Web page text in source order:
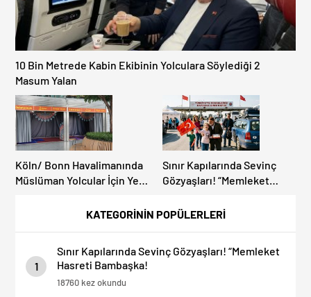
KATEGORİNİN POPÜLERLERİ
1
Sınır Kapılarında Sevinç Gözyaşları! “Memleket
Hasreti Bambaşka!
18760 kez okundu
10 Bin Metrede Kabin Ekibinin Yolculara Söylediği 2
Masum Yalan
Köln/ Bonn Havalimanında
Müslüman Yolcular İçin Yeni
Sınır Kapılarında Sevinç
Gözyaşları! “Memleket